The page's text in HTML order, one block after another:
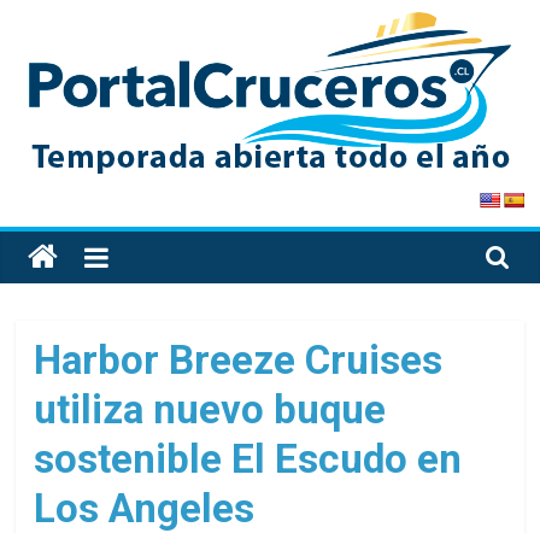
content
PortalCruceros
Toda
la
de
cruceros
en
un
solo
sitio
Harbor Breeze Cruises
utiliza nuevo buque
sostenible El Escudo en
Los Angeles